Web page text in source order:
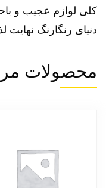
کلی لوازم عجیب و
دنیای رنگارنگ نهایت
محصولات